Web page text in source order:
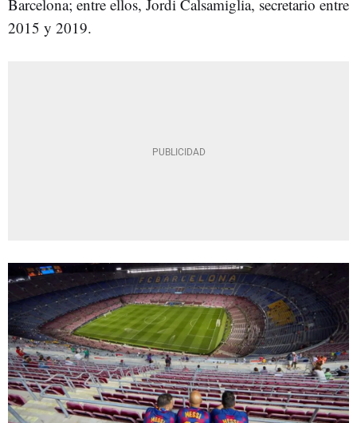
Barcelona; entre ellos, Jordi Calsamiglia, secretario entre
2015 y 2019.